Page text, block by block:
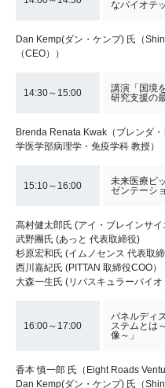
なバイオテ
Dan Kemp(ダン・ケンプ) 氏（
（CEO））
14:30～15:00
講演「国境
研究支援の
Brenda Renata Kwak（ブレンダ
学医学部病理学・免疫学科 教授）
15:10～16:00
未来医療ピ
ゼンテーシ
高村健太郎氏 (アイ・ブレインサ
武野團氏 (あっと 代表取締役)
杉原宏和氏 (イムノセンス 代表取
西川嘉紀氏 (PITTAN 取締役COO）
大森一生氏 (リバスキュラーバイ
16:00～17:00
パネルディ
ステムとは
像～」
香本 慎一郎 氏（Eight Roads
Dan Kemp(ダン・ケンプ) 氏（